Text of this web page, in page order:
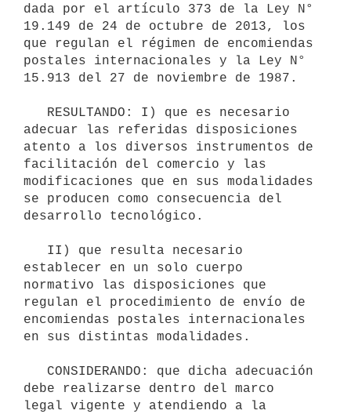
dada por el artículo 373 de la Ley N°
19.149 de 24 de octubre de 2013, los
que regulan el régimen de encomiendas
postales internacionales y la Ley N°
15.913 del 27 de noviembre de 1987.
adecuar las referidas disposiciones
atento a los diversos instrumentos de
facilitación del comercio y las
modificaciones que en sus modalidades
se producen como consecuencia del
desarrollo tecnológico.
establecer en un solo cuerpo
normativo las disposiciones que
regulan el procedimiento de envío de
encomiendas postales internacionales
en sus distintas modalidades.
debe realizarse dentro del marco
legal vigente y atendiendo a la